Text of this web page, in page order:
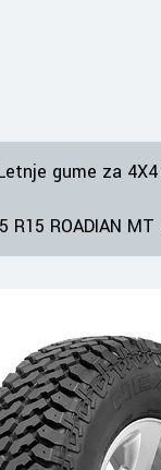
gume za
R15 ROADIAN